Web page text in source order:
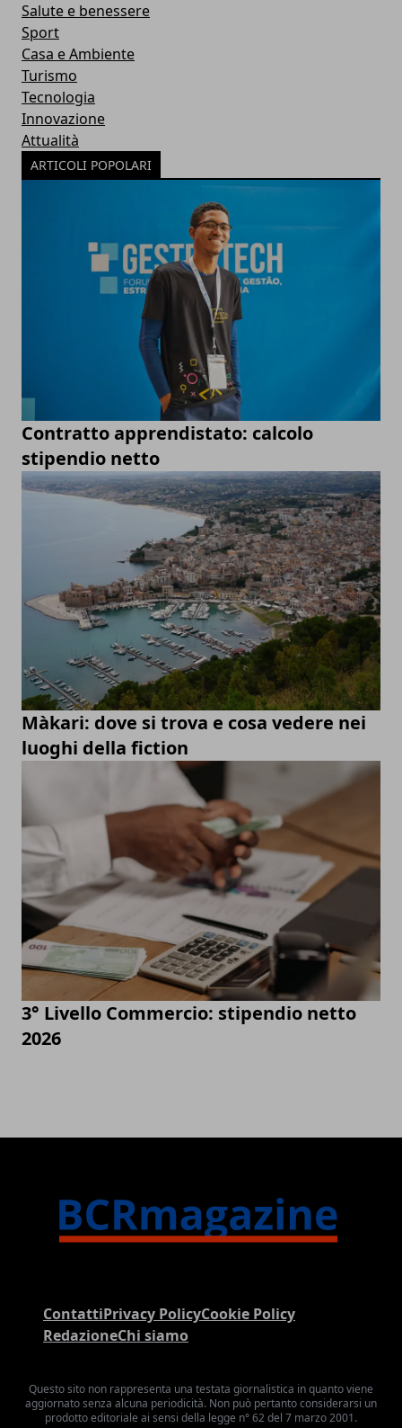
Salute e benessere
Sport
Casa e Ambiente
Turismo
Tecnologia
Innovazione
Attualità
ARTICOLI POPOLARI
Contratto apprendistato: calcolo
stipendio netto
Màkari: dove si trova e cosa vedere nei
luoghi della fiction
3° Livello Commercio: stipendio netto
2026
ContattiPrivacy PolicyCookie Policy
RedazioneChi siamo
Questo sito non rappresenta una testata giornalistica in quanto viene
aggiornato senza alcuna periodicità. Non può pertanto considerarsi un
prodotto editoriale ai sensi della legge n° 62 del 7 marzo 2001.